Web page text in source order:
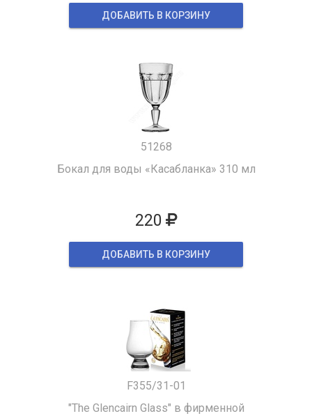
ДОБАВИТЬ В КОРЗИНУ
51268
Бокал для воды «Касабланка» 310 мл
220
ДОБАВИТЬ В КОРЗИНУ
F355/31-01
"The Glencairn Glass" в фирменной